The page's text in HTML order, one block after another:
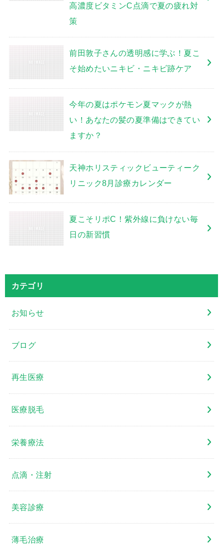
高濃度ビタミンC点滴で夏の疲れ対
策
前田敦子さんの透明感に学ぶ！夏こ
そ始めたいニキビ・ニキビ跡ケア
今年の夏はポケモン夏マックが熱
い！あなたの髪の夏準備はできてい
ますか？
天神ホリスティックビューティーク
リニック8月診療カレンダー
夏こそリポC！紫外線に負けない毎
日の新習慣
カテゴリ
お知らせ
ブログ
再生医療
医療脱毛
栄養療法
点滴・注射
美容診療
薄毛治療